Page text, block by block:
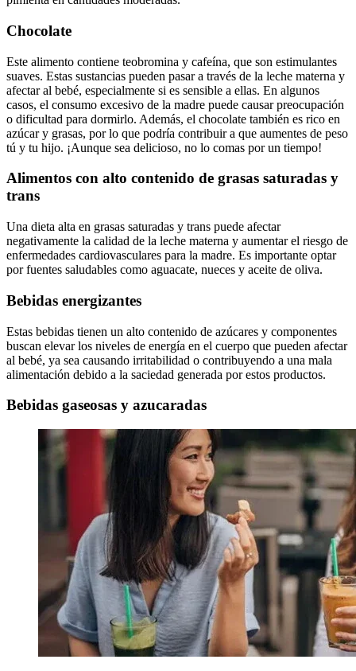
Chocolate
Este alimento contiene teobromina y cafeína, que son estimulantes
suaves. Estas sustancias pueden pasar a través de la leche materna y
afectar al bebé, especialmente si es sensible a ellas. En algunos
casos, el consumo excesivo de la madre puede causar preocupación
o dificultad para dormirlo. Además, el chocolate también es rico en
azúcar y grasas, por lo que podría contribuir a que aumentes de peso
tú y tu hijo. ¡Aunque sea delicioso, no lo comas por un tiempo!
Alimentos con alto contenido de grasas saturadas y
trans
Una dieta alta en grasas saturadas y trans puede afectar
negativamente la calidad de la leche materna y aumentar el riesgo de
enfermedades cardiovasculares para la madre. Es importante optar
por fuentes saludables como aguacate, nueces y aceite de oliva.
Bebidas energizantes
Estas bebidas tienen un alto contenido de azúcares y componentes
buscan elevar los niveles de energía en el cuerpo que pueden afectar
al bebé, ya sea causando irritabilidad o contribuyendo a una mala
alimentación debido a la saciedad generada por estos productos.
Bebidas gaseosas y azucaradas